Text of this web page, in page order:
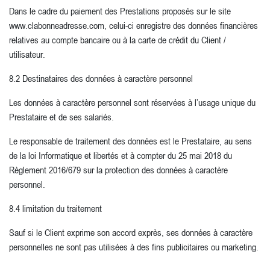
Dans le cadre du paiement des Prestations proposés sur le site
www.clabonneadresse.com, celui-ci enregistre des données financières
relatives au compte bancaire ou à la carte de crédit du Client /
utilisateur.
8.2 Destinataires des données à caractère personnel
Les données à caractère personnel sont réservées à l’usage unique du
Prestataire et de ses salariés.
Le responsable de traitement des données est le Prestataire, au sens
de la loi Informatique et libertés et à compter du 25 mai 2018 du
Règlement 2016/679 sur la protection des données à caractère
personnel.
8.4 limitation du traitement
Sauf si le Client exprime son accord exprès, ses données à caractère
personnelles ne sont pas utilisées à des fins publicitaires ou marketing.